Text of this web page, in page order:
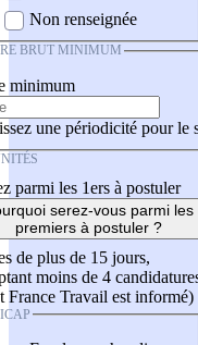
Non renseignée
BRUT MINIMUM
minimum
une périodicité pour le
parmi les 1ers à postuler
serez-vous parmi les
premiers à postuler ?
de plus de 15 jours,
moins de 4
France Travail est informé)